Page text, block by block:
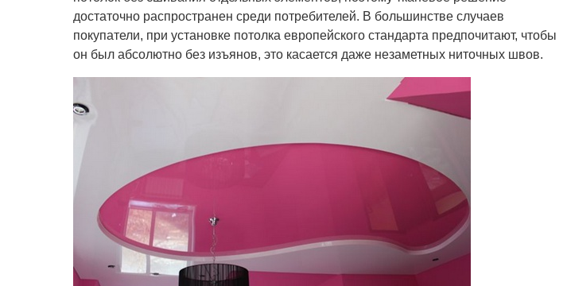
достаточно распространен среди потребителей. В большинстве случаев
покупатели, при установке потолка европейского стандарта предпочитают, чтобы
он был абсолютно без изъянов, это касается даже незаметных ниточных швов.